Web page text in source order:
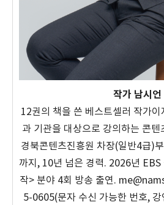
작가 남시언
12권의 책을 쓴 베스트셀러 작가
과 기관을 대상으로 강의하는 콘
경북콘텐츠진흥원 차장(일반4급)
까지, 10년 넘은 경력. 2026년
작> 분야 4회 방송 출연.
5-0605(문자 수신 가능한 번호, 강